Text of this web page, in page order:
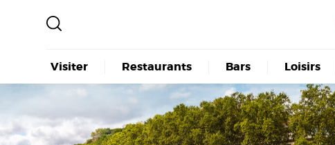
Visiter Restaurants Bars Loisirs